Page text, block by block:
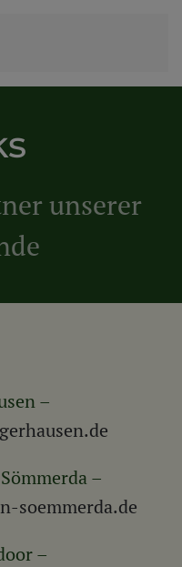
unserer
–
–
soemmerda.de
–